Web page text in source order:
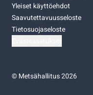
Yleiset käyttöehdot
Saavutettavuusseloste
Tietosuojaseloste
©Metsähallitus 2026